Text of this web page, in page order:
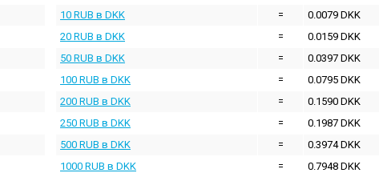
10 RUB в DKK
=
0.0079 DKK
20 RUB в DKK
=
0.0159 DKK
50 RUB в DKK
=
0.0397 DKK
100 RUB в DKK
=
0.0795 DKK
200 RUB в DKK
=
0.1590 DKK
250 RUB в DKK
=
0.1987 DKK
500 RUB в DKK
=
0.3974 DKK
1000 RUB в DKK
= 0.7948 DKK